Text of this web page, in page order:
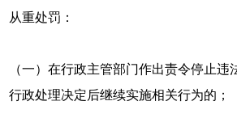
从重处罚：
（一）在行政主管部门作出责令停止违
行政处理决定后继续实施相关行为的；